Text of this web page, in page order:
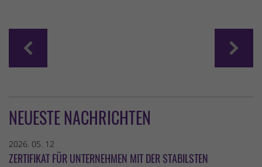
NEUESTE NACHRICHTEN
2026. 05. 12
ZERTIFIKAT FÜR UNTERNEHMEN MIT DER STABILSTEN